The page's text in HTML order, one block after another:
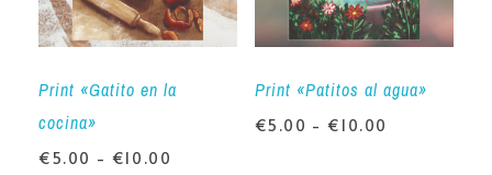
Print «Gatito en la
cocina»
€5.00 - €10.00
Print «Patitos al agua»
€5.00 - € 10.00